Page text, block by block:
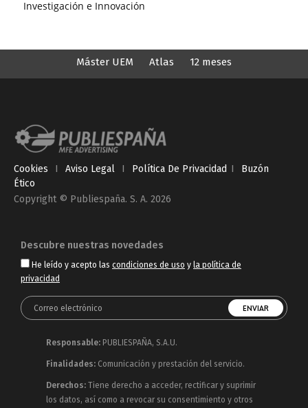
Investigación e Innovación
Máster UEM Atlas 12 meses
Cookies I Aviso Legal I Política De Privacidad I
Buzón
Ético
Copyright © Publiespaña. S. A. 2026
Descubre nuestras novedades
He leído y acepto las condiciones de uso y la política de
privacidad
Responsable: PUBLIESPAÑA, S.A.U.
Finalidades: Comunicación y prestación del servicio.
Derechos: Tiene derecho a acceder, rectificar y suprimir
los datos, así como a revocar su consentimiento y otros